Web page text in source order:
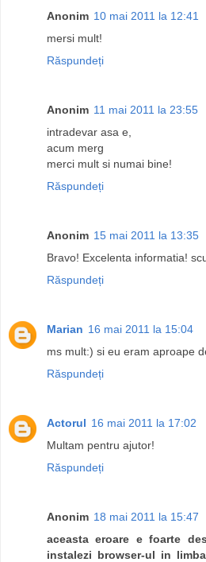
Anonim 10 mai 2011 la 12:41
mersi mult!
Răspundeți
Anonim 11 mai 2011 la 23:55
intradevar asa e,
acum merg
merci mult si numai bine!
Răspundeți
Anonim 15 mai 2011 la 13:35
Bravo! Excelenta informatia!
Răspundeți
Marian 16 mai 2011 la 15:04
ms mult:) si eu eram aproape
Răspundeți
Actorul 16 mai 2011 la 17:02
Multam pentru ajutor!
Răspundeți
Anonim 18 mai 2011 la 15:47
aceasta eroare e foarte
instalezi browser-ul in